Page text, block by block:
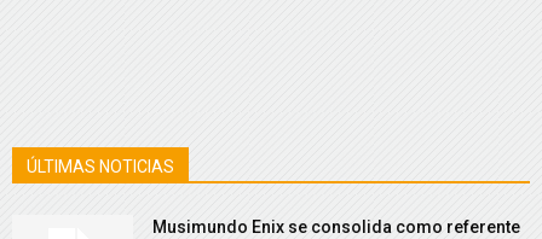
ÚLTIMAS NOTICIAS
Musimundo Enix se consolida como referente